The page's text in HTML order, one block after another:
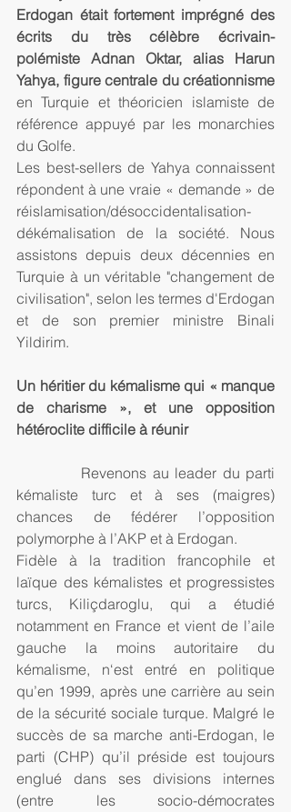
Erdogan était fortement imprégné des
écrits du très célèbre écrivain-
polémiste Adnan Oktar, alias Harun
Yahya, figure centrale du créationnisme
en Turquie et théoricien islamiste de
référence appuyé par les monarchies
du Golfe.
Les best-sellers de Yahya connaissent
répondent à une vraie « demande » de
réislamisation/désoccidentalisation-
dékémalisation de la société. Nous
assistons depuis deux décennies en
Turquie à un véritable "changement de
civilisation", selon les termes d'Erdogan
et de son premier ministre Binali
Yildirim.
Un héritier du kémalisme qui « manque
de charisme », et une opposition
hétéroclite difficile à réunir
kémaliste turc et à ses (maigres)
chances de fédérer l’opposition
polymorphe à l’AKP et à Erdogan.
Fidèle à la tradition francophile et
laïque des kémalistes et progressistes
turcs, Kiliçdaroglu, qui a étudié
notamment en France et vient de l’aile
gauche la moins autoritaire du
kémalisme, n‘est entré en politique
qu’en 1999, après une carrière au sein
de la sécurité sociale turque. Malgré le
succès de sa marche anti-Erdogan, le
parti (CHP) qu’il préside est toujours
englué dans ses divisions internes
(entre les socio-démocrates